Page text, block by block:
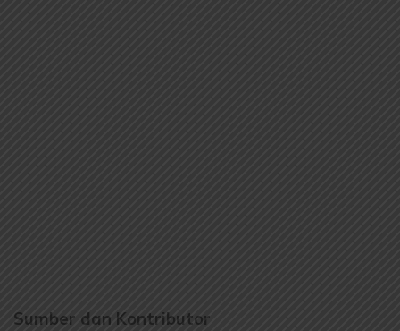
Sumber dan Kontributor